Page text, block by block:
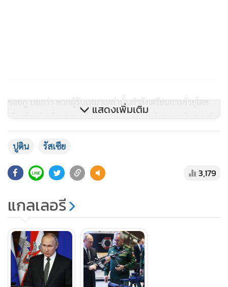
ชอยกู บอกว่า พวกผู้รับเหมาเหล่านั้นกำลังเตรียมการยั่วยุโดย
เกี่ยวข้องกับเรื่องสารเคมี แต่เขาไม่ได้แสดงหลักฐานสนับสนุนข้อ
กล่าวอ้าง ขณะที่ จอห์น เคอร์บี โฆษกกระทรวงกลาโหมสหรัฐฯ
โจมตีว่า นี่เป็นการกล่าวหาที่โป้ปดมดเท็จโดยสิ้นเชิง
ปูตินไม่ได้แจงว่า มาตรการที่จะใช้ตอบโต้ฝ่ายตะวันตกคืออะไร
นายกรัฐมนตรีเซียร์เก รยาบคอฟ ที่เตือนว่า รัสเซียอาจติดตั้ง
ขีปนาวุธนิวเคลียร์พิสัยกลางในยุโรปอีกครั้งเพื่อตอบโต้แผนการ
เดียวกันนี้ของนาโต
มอสโกยังปฏิเสธข้อกล่าวหาของยูเครนและอเมริกาที่ว่า รัสเซีย
แสดงเพิ่มเติม
ปูติน รัสเซีย
3,179
แกลเลอรี